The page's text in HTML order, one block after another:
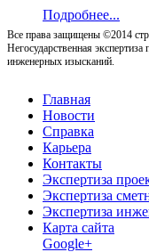
Подробнее...
Все права защищены ©2014
Негосударственная
инженерных изысканий.
Главная
Новости
Справка
Карьера
Контакты
Экспертиза
Экспертиза
Экспертиза
Карта сайта
Google+